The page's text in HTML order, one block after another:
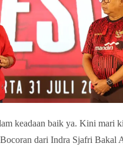
keadaan baik ya. Kini mari
dari Indra Sjafri Bakal